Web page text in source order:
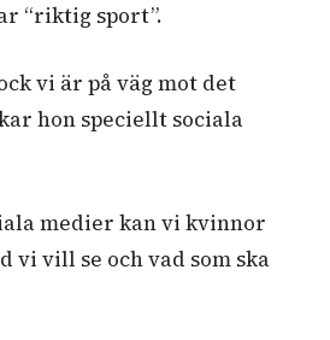
“riktig sport”.
vi är på väg mot det
hon speciellt sociala
medier kan vi kvinnor
vi vill se och vad som ska